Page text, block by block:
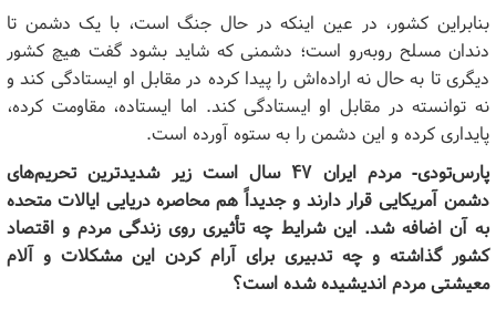
بنابراین کشور، در عین اینکه در حال جنگ است، با یک دشمن تا
دندان مسلح روبه‌رو است؛ دشمنی که شاید بشود گفت هیچ کشور
دیگری تا به حال نه اراده‌اش را پیدا کرده در مقابل او ایستادگی کند و
نه توانسته در مقابل او ایستادگی کند. اما ایستاده، مقاومت کرده،
پایداری کرده و این دشمن را به ستوه آورده است.
پارس‌تودی- مردم ایران ۴۷ سال است زیر شدیدترین تحریم‌های
دشمن آمریکایی قرار دارند و جدیداً هم محاصره دریایی ایالات متحده
به آن اضافه شد. این شرایط چه تأثیری روی زندگی مردم و اقتصاد
کشور گذاشته و چه تدبیری برای آرام کردن این مشکلات و آلام
معیشتی مردم اندیشیده شده است؟